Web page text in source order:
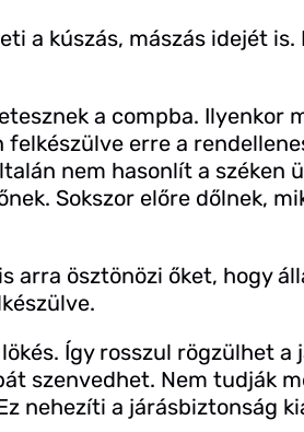
a kúszás, mászás idejét is.
a compba. Ilyenkor
erre a
nem hasonlít a széken
Sokszor előre dőlnek,
arra ösztönözi őket, hogy
Így rosszul rögzülhet a
szenvedhet. Nem tudják
nehezíti a járásbiztonság